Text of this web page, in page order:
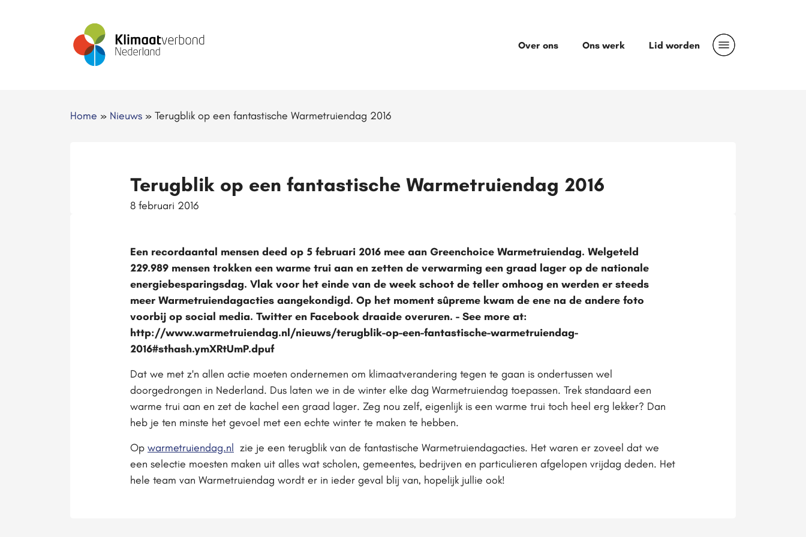
Over ons Ons werk Lid worden
Home » Nieuws » Terugblik op een fantastische Warmetruiendag 2016
Terugblik op een fantastische Warmetruiendag 2016
8 februari 2016
Een recordaantal mensen deed op 5 februari 2016 mee aan Greenchoice Warmetruiendag. Welgeteld
229.989 mensen trokken een warme trui aan en zetten de verwarming een graad lager op de nationale
energiebesparingsdag. Vlak voor het einde van de week schoot de teller omhoog en werden er steeds
meer Warmetruiendagacties aangekondigd. Op het moment sûpreme kwam de ene na de andere foto
voorbij op social media. Twitter en Facebook draaide overuren. - See more at:
http://www.warmetruiendag.nl/nieuws/terugblik-op-een-fantastische-warmetruiendag-
2016#sthash.ymXRtUmP.dpuf
Dat we met z'n allen actie moeten ondernemen om klimaatverandering tegen te gaan is ondertussen wel
doorgedrongen in Nederland. Dus laten we in de winter elke dag Warmetruiendag toepassen. Trek standaard een
warme trui aan en zet de kachel een graad lager. Zeg nou zelf, eigenlijk is een warme trui toch heel erg lekker? Dan
heb je ten minste het gevoel met een echte winter te maken te hebben.
Op warmetruiendag.nl zie je een terugblik van de fantastische Warmetruiendagacties. Het waren er zoveel dat we
een selectie moesten maken uit alles wat scholen, gemeentes, bedrijven en particulieren afgelopen vrijdag deden. Het
hele team van Warmetruiendag wordt er in ieder geval blij van, hopelijk jullie ook!